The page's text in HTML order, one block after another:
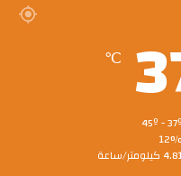
℃
12%
كيلومتر/ساعة